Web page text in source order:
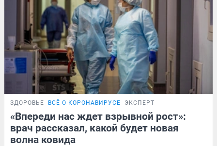
ЗДОРОВЬЕ ВСЁ О КОРОНАВИРУСЕ ЭКСПЕРТ
«Впереди нас ждет взрывной рост»:
врач рассказал, какой будет новая
волна ковида